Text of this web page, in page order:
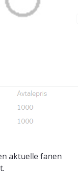
aktuelle fanen